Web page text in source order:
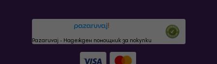
Pazaruvaj - Надежден помощник за покупки